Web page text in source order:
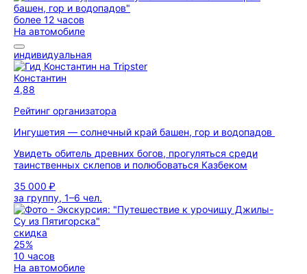
более 12 часов
На автомобиле
индивидуальная
Константин
4,88
Рейтинг организатора
Ингушетия — солнечный край башен, гор и водопадов
Увидеть обитель древних богов, прогуляться среди
таинственных склепов и полюбоваться Казбеком
35 000 ₽
за группу, 1–6 чел.
скидка
25%
10 часов
На автомобиле